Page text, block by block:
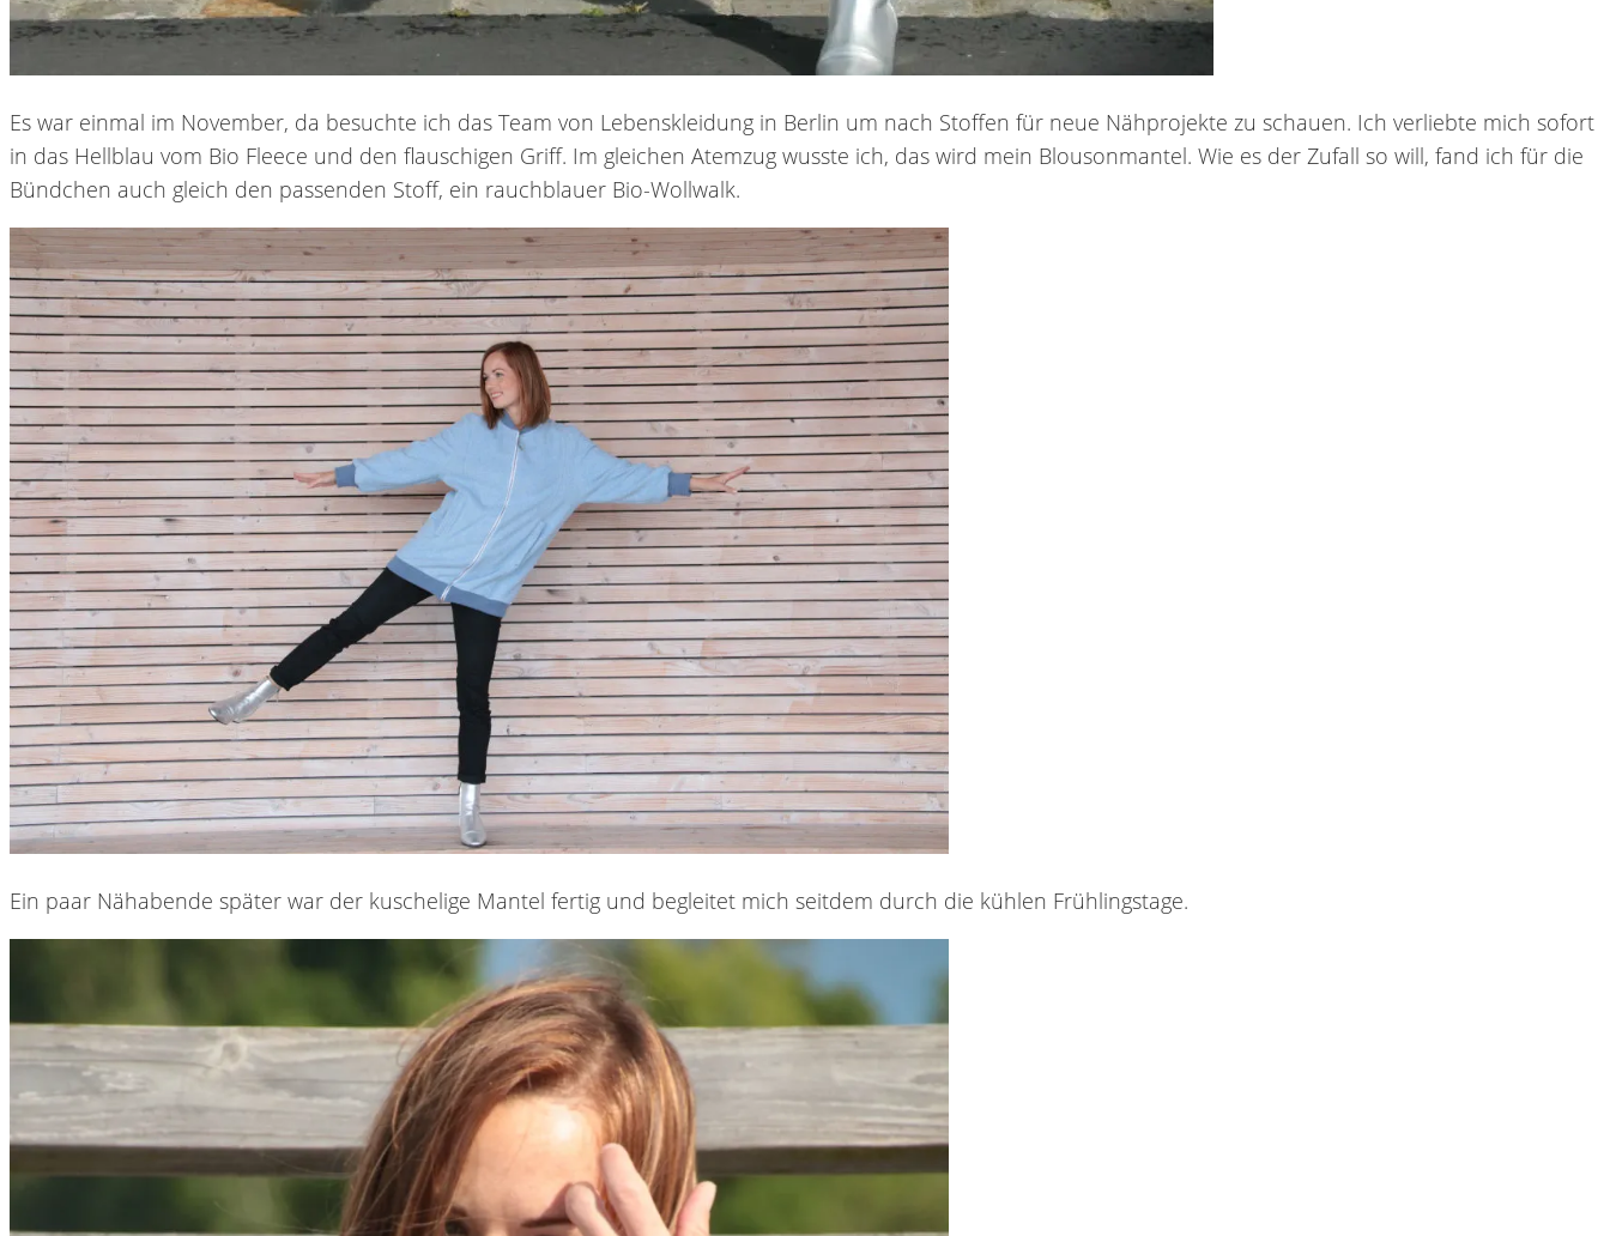
Es war einmal im November, da besuchte ich das Team von Lebenskleidung in Berlin um nach Stoffen für neue Nähprojekte zu schauen. Ich verliebte mich sofort
in das Hellblau vom Bio Fleece und den flauschigen Griff. Im gleichen Atemzug wusste ich, das wird mein Blousonmantel. Wie es der Zufall so will, fand ich für die
Bündchen auch gleich den passenden Stoff, ein rauchblauer Bio-Wollwalk.
Ein paar Nähabende später war der kuschelige Mantel fertig und begleitet mich seitdem durch die kühlen Frühlingstage.